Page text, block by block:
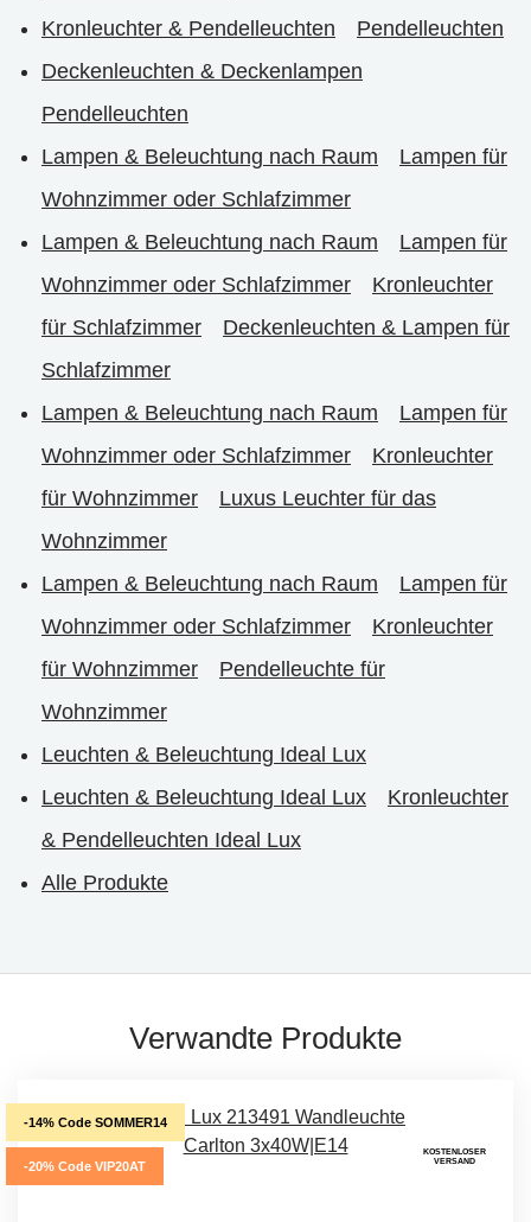
Kronleuchter & Pendelleuchten
Pendelleuchten
Deckenleuchten & Deckenlampen
Pendelleuchten
Lampen & Beleuchtung nach Raum
Lampen für
Wohnzimmer oder Schlafzimmer
Lampen & Beleuchtung nach Raum
Lampen für
Wohnzimmer oder Schlafzimmer
Kronleuchter
für Schlafzimmer
Deckenleuchten & Lampen für
Schlafzimmer
Lampen & Beleuchtung nach Raum
Lampen für
Wohnzimmer oder Schlafzimmer
Kronleuchter
für Wohnzimmer
Luxus Leuchter für das
Wohnzimmer
Lampen & Beleuchtung nach Raum
Lampen für
Wohnzimmer oder Schlafzimmer
Kronleuchter
für Wohnzimmer
Pendelleuchte für
Wohnzimmer
Leuchten & Beleuchtung Ideal Lux
Leuchten & Beleuchtung Ideal Lux
Kronleuchter
& Pendelleuchten Ideal Lux
Alle Produkte
Verwandte Produkte
-14% Code SOMMER14
-20% Code VIP20AT
KOSTENLOSER
VERSAND